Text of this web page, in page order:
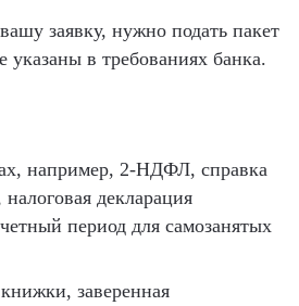
заявку, нужно подать пакет
указаны в требованиях банка.
например, 2-НДФЛ, справка
декларация
период для самозанятых
заверенная